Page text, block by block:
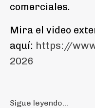
comerciales.
Mira el video
aquí: https://
2026
Sigue leyendo...